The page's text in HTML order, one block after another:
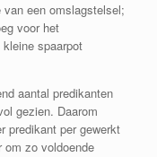
een omslagstelsel;
voor het
kleine spaarpot
aantal predikanten
gezien. Daarom
predikant per gewerkt
om zo voldoende